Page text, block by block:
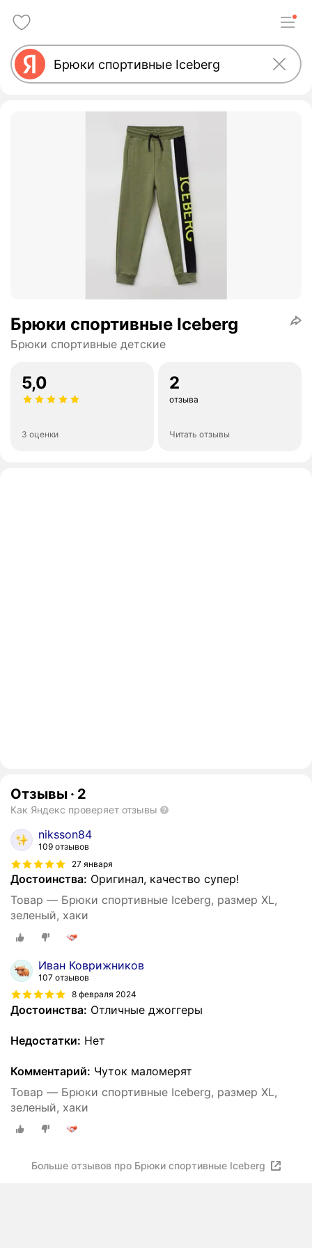
Брюки спортивные Iceberg
Брюки спортивные детские
5,0
3 оценки
2
отзыва
Читать отзывы
Отзывы · 2
Как Яндекс проверяет отзывы
niksson84
109 отзывов
27 января
Достоинства: Оригинал, качество супер!
Товар — Брюки спортивные Iceberg, размер XL,
зеленый, хаки
Иван Коврижников
107 отзывов
8 февраля 2024
Достоинства: Отличные джоггеры
Недостатки: Нет
Комментарий: Чуток маломерят
Товар — Брюки спортивные Iceberg, размер XL,
зеленый, хаки
Больше отзывов про Брюки спортивные Iceberg